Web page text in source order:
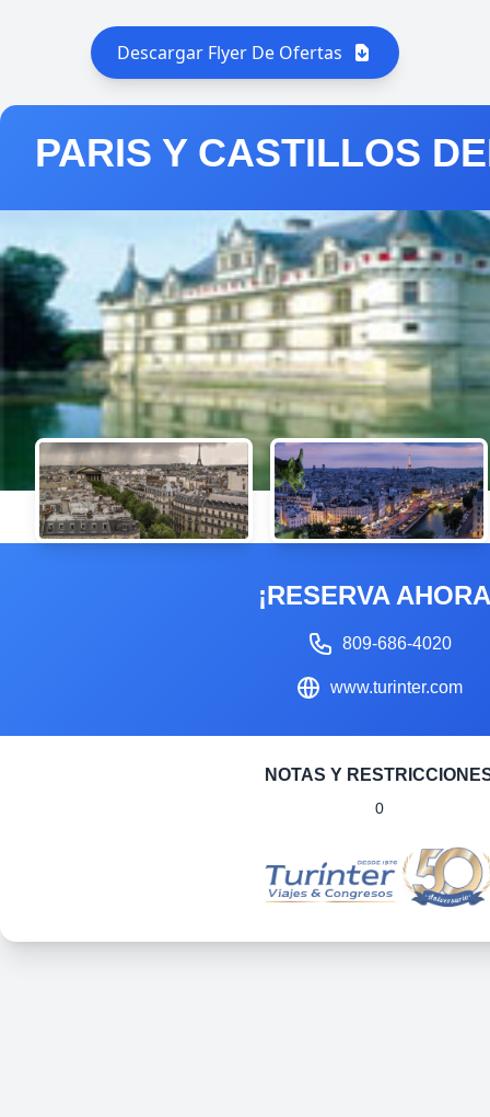
Descargar Flyer De Ofertas
PARIS Y CASTILLOS
¡RESERVA
809-686-4020
www.turinter.com
NOTAS Y
0